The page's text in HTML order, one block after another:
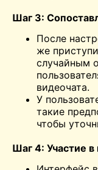
Шаг 3:
После
же
случайным
видеочата.
У
такие
чтобы
Шаг 4: Участие в